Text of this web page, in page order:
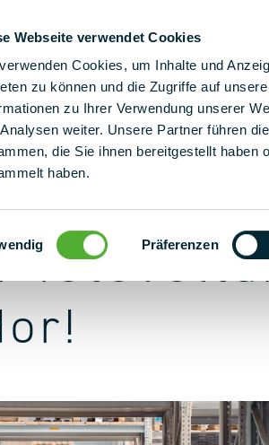
Webseite verwendet Cookies
Cookies, um Inhalte und
zu können und die Zugriffe auf
zu Ihrer Verwendung unserer
weiter. Unsere Partner führen
die Sie ihnen bereitgestellt haben
haben.
Präferenzen
Nuestras soluciones de montaje
y socio comercial de PMT